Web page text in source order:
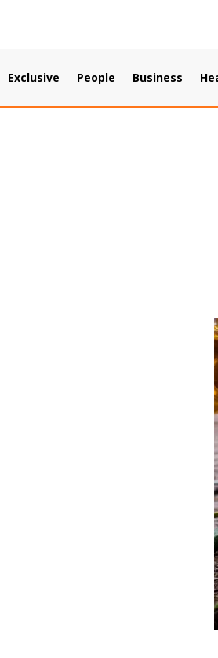
Exclusive People Business